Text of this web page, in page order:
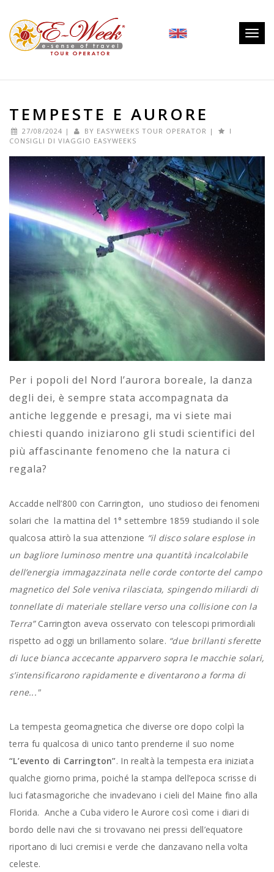
TEMPESTE E AURORE
27/08/2024 | BY EASYWEEKS TOUR OPERATOR |
I
CONSIGLI DI VIAGGIO EASYWEEKS
Per i popoli del Nord l’aurora boreale, la danza
degli dei, è sempre stata accompagnata da
antiche leggende e presagi, ma vi siete mai
chiesti quando iniziarono gli studi scientifici del
più affascinante fenomeno che la natura ci
regala?
Accadde nell’800 con Carrington, uno studioso dei fenomeni
solari che la mattina del 1° settembre 1859 studiando il sole
qualcosa attirò la sua attenzione “il disco solare esplose in
un bagliore luminoso mentre una quantità incalcolabile
dell’energia immagazzinata nelle corde contorte del campo
magnetico del Sole veniva rilasciata, spingendo miliardi di
tonnellate di materiale stellare verso una collisione con la
Terra” Carrington aveva osservato con telescopi primordiali
rispetto ad oggi un brillamento solare. “due brillanti sferette
di luce bianca accecante apparvero sopra le macchie solari,
s’intensificarono rapidamente e diventarono a forma di
rene..."
La tempesta geomagnetica che diverse ore dopo colpì la
terra fu qualcosa di unico tanto prenderne il suo nome
“L’evento di Carrington”. In realtà la tempesta era iniziata
qualche giorno prima, poiché la stampa dell’epoca scrisse di
luci fatasmagoriche che invadevano i cieli del Maine fino alla
Florida. Anche a Cuba videro le Aurore così come i diari di
bordo delle navi che si trovavano nei pressi dell’equatore
riportano di luci cremisi e verde che danzavano nella volta
celeste.